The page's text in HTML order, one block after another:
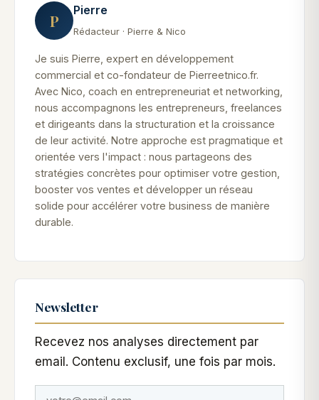
P
Pierre
Rédacteur · Pierre & Nico
Je suis Pierre, expert en développement
commercial et co-fondateur de Pierreetnico.fr.
Avec Nico, coach en entrepreneuriat et networking,
nous accompagnons les entrepreneurs, freelances
et dirigeants dans la structuration et la croissance
de leur activité. Notre approche est pragmatique et
orientée vers l'impact : nous partageons des
stratégies concrètes pour optimiser votre gestion,
booster vos ventes et développer un réseau
solide pour accélérer votre business de manière
durable.
Newsletter
Recevez nos analyses directement par
email. Contenu exclusif, une fois par mois.